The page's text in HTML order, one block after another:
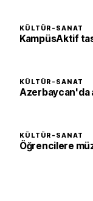
KÜLTÜR-SANAT
KampüsAktif
KÜLTÜR-SANAT
Azerbaycan'da
KÜLTÜR-SANAT
Öğrencilere